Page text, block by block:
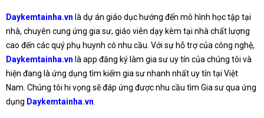
Daykemtainha.vn là dự án giáo dục hướng đến mô hình học tập tại
nhà, chuyên cung ứng gia sư, giáo viên dạy kèm tại nhà chất lượng
cao đến các quý phụ huynh có nhu cầu. Với sự hỗ trợ của công nghệ,
Daykemtainha.vn là app đăng ký làm gia sư uy tín của chúng tôi và
hiện đang là ứng dụng tìm kiếm gia sư nhanh nhất uy tín tại Việt
Nam. Chúng tôi hi vọng sẽ đáp ứng được nhu cầu tìm Gia sư qua ứng
dụng Daykemtainha.vn